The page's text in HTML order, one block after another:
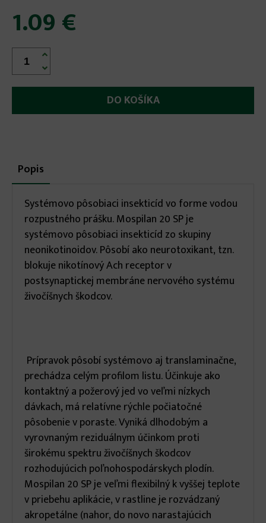
1.09 €


More
infos
Popis
karta)
Systémovo pôsobiaci insekticíd vo forme vodou
rozpustného prášku. Mospilan 20 SP je
systémovo pôsobiaci insekticíd zo skupiny
neonikotinoidov. Pôsobí ako neurotoxikant, tzn.
blokuje nikotínový Ach receptor v
postsynaptickej membráne nervového systému
živočíšnych škodcov.
Prípravok pôsobí systémovo aj translaminačne,
prechádza celým profilom listu. Účinkuje ako
kontaktný a požerový jed vo veľmi nízkych
dávkach, má relatívne rýchle počiatočné
pôsobenie v poraste. Vyniká dlhodobým a
vyrovnaným reziduálnym účinkom proti
širokému spektru živočíšnych škodcov
rozhodujúcich poľnohospodárskych plodín.
Mospilan 20 SP je veľmi flexibilný k vyššej teplote
v priebehu aplikácie, v rastline je rozvádzaný
akropetálne (nahor, do novo narastajúcich